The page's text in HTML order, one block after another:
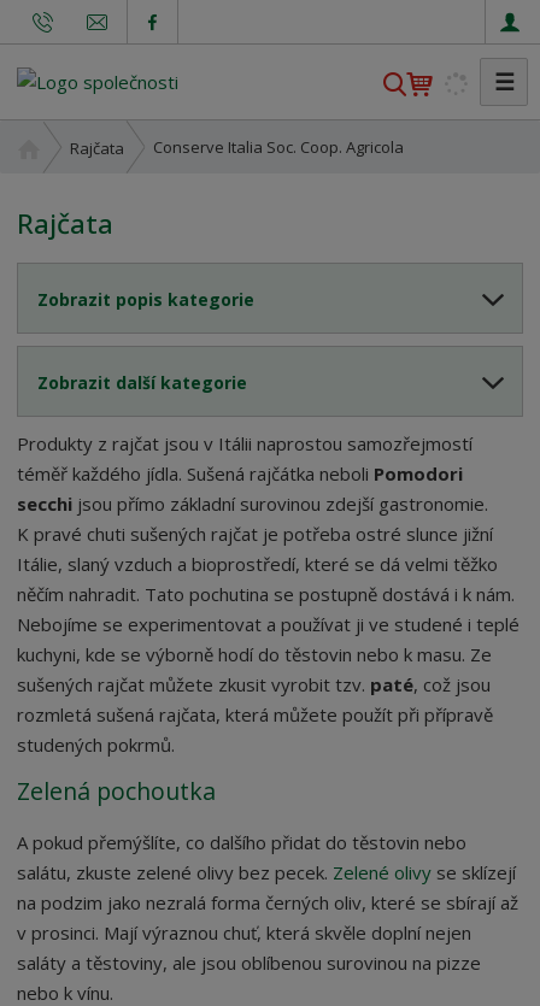
V
a
☰
v
d
s
t
a
a
Rajčata Conserve Italia Soc. Coop. Agricola
Rajčata
Zobrazit popis kategorie
Zobrazit další kategorie
Produkty z rajčat jsou v Itálii naprostou samozřejmostí
téměř každého jídla. Sušená rajčátka neboli Pomodori
secchi jsou přímo základní surovinou zdejší gastronomie.
K pravé chuti sušených rajčat je potřeba ostré slunce jižní
Itálie, slaný vzduch a bioprostředí, které se dá velmi těžko
něčím nahradit. Tato pochutina se postupně dostává i k nám.
Nebojíme se experimentovat a používat ji ve studené i teplé
kuchyni, kde se výborně hodí do těstovin nebo k masu. Ze
sušených rajčat můžete zkusit vyrobit tzv. paté, což jsou
rozmletá sušená rajčata, která můžete použít při přípravě
studených pokrmů.
Zelená pochoutka
A pokud přemýšlíte, co dalšího přidat do těstovin nebo
salátu, zkuste zelené olivy bez pecek. Zelené olivy se sklízejí
na podzim jako nezralá forma černých oliv, které se sbírají až
v prosinci. Mají výraznou chuť, která skvěle doplní nejen
saláty a těstoviny, ale jsou oblíbenou surovinou na pizze
nebo k vínu.